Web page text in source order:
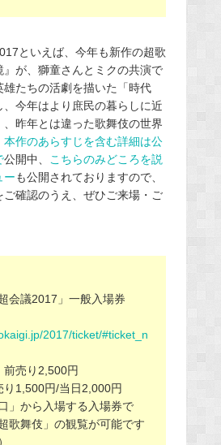
といえば、今年も新作の超歌
が、獅童さんとミクの共演で
たちの活劇を描いた「時代
今年はより庶民の暮らしに近
昨年とは違った歌舞伎の世界
本作のあらすじを含む詳細は公
公開中、 こちらのみどころを説
ーも公開されておりますので、
確認のうえ、ぜひご来場・ご
会議2017」一般入場券
2017/ticket/#ticket_n
前売り2,500円
り1,500円/当日2,000円
」から入場する入場券で
歌舞伎」の観覧が可能です